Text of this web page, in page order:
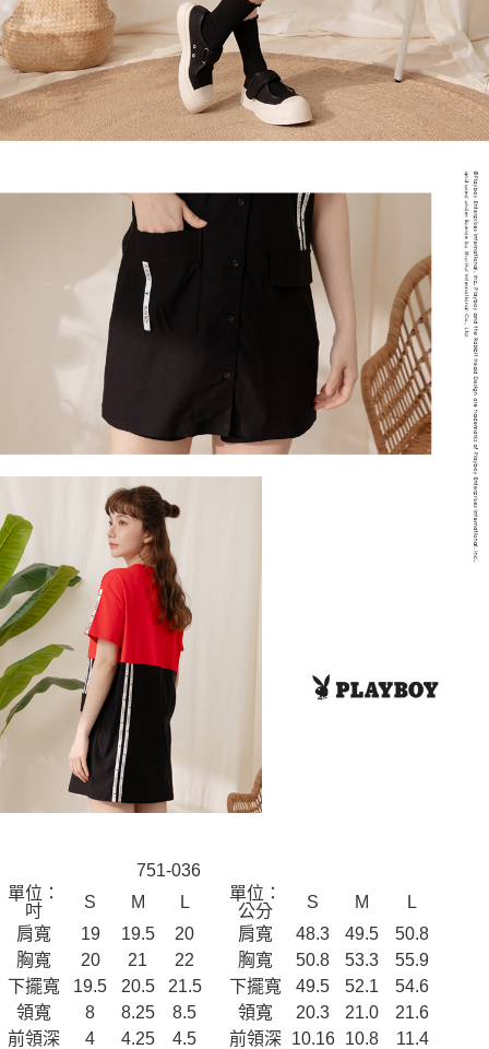
751-036
單位：
吋
S M L
單位：
公分
S M
L
肩寬
19 19.5 20 肩寬 48.3 49.5
50.8
胸寬
20 21 22 胸寬 50.8 53.3
55.9
下擺寬
19.5 20.5 21.5 下擺寬 49.5 52.1
54.6
領寬
8 8.25 8.5 領寬 20.3 21.0
21.6
前領深
4 4.25 4.5 前領深 10.16 10.8
11.4